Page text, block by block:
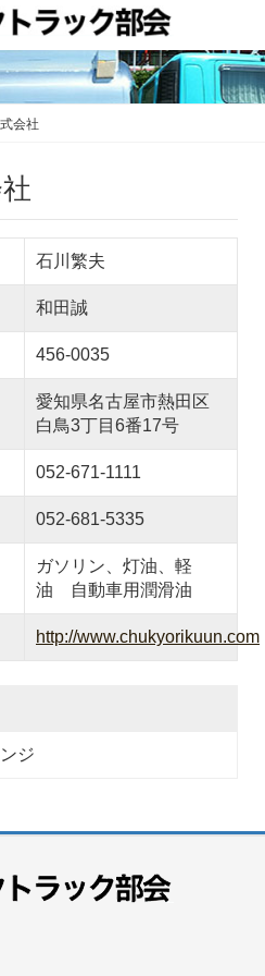
会社
石川繁夫
和田誠
456-0035
愛知県名古屋市熱田区
白鳥3丁目6番17号
052-671-1111
052-681-5335
ガソリン、灯油、軽
油 自動車用潤滑油
http://www.chukyorikuun.com
ジ